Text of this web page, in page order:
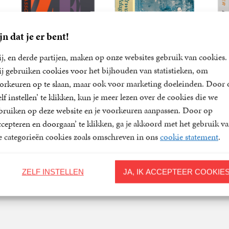
dat je er bent!
en derde partijen, maken op onze websites gebruik van cookies.
gebruiken cookies voor het bijhouden van statistieken, om
op te slaan, maar ook voor marketing doeleinden. Door
instellen’ te klikken, kun je meer lezen over de cookies die we
op deze website en je voorkeuren aanpassen. Door op
en doorgaan’ te klikken, ga je akkoord met het gebruik
categorieën cookies zoals omschreven in onscookie statement.
JA, IK ACCEPTEER
ZELF INSTELLEN
31-12-2026
Wezens
Maryam
Hassouni
22,99
Paperback
17-09-2026
Smeltwater en
middagzon
Stefan
Hertmans
34 ,99
Paperback
17